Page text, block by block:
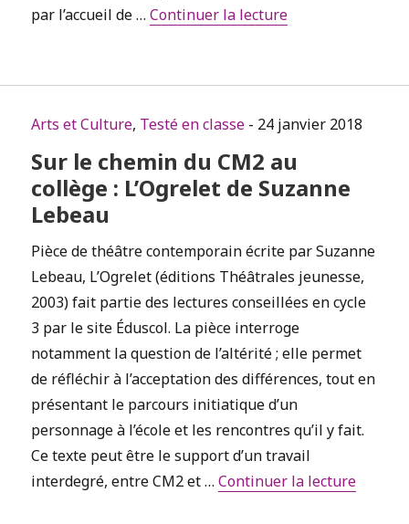
par l’accueil de …Continuer la lecturede « Travailler
Arts et Culture, Testé en classe - 24 janvier 2018
Sur le chemin du CM2 au
collège : L’Ogrelet de Suzanne
Lebeau
Pièce de théâtre contemporain écrite par Suzanne
Lebeau, L’Ogrelet (éditions Théâtrales jeunesse,
2003) fait partie des lectures conseillées en cycle
3 par le site Éduscol. La pièce interroge
notamment la question de l’altérité ; elle permet
de réfléchir à l’acceptation des différences, tout en
présentant le parcours initiatique d’un
personnage à l’école et les rencontres qu’il y fait.
Ce texte peut être le support d’un travail
interdegré, entre CM2 et …Continuer la lecturede «